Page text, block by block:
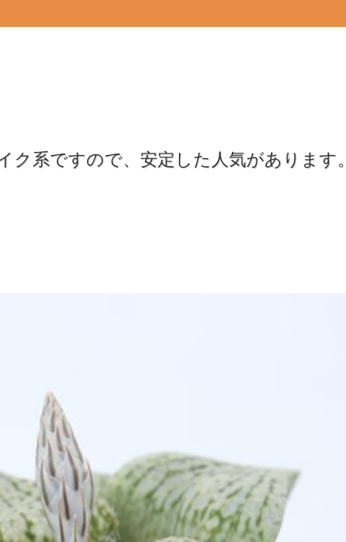
系ですので、安定した人気があります。